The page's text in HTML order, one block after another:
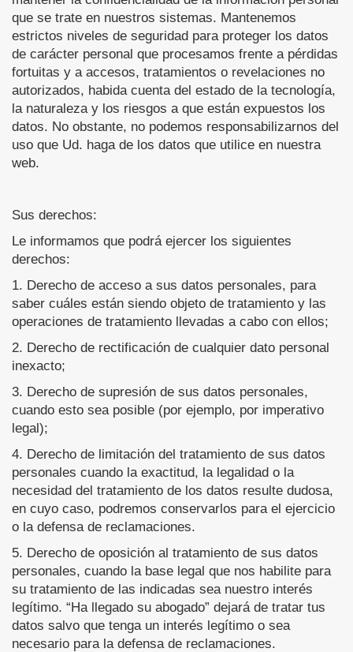
que se trate en nuestros sistemas. Mantenemos
estrictos niveles de seguridad para proteger los datos
de carácter personal que procesamos frente a pérdidas
fortuitas y a accesos, tratamientos o revelaciones no
autorizados, habida cuenta del estado de la tecnología,
la naturaleza y los riesgos a que están expuestos los
datos. No obstante, no podemos responsabilizarnos del
uso que Ud. haga de los datos que utilice en nuestra
web.
Sus derechos:
Le informamos que podrá ejercer los siguientes
derechos:
1. Derecho de acceso a sus datos personales, para
saber cuáles están siendo objeto de tratamiento y las
operaciones de tratamiento llevadas a cabo con ellos;
2. Derecho de rectificación de cualquier dato personal
inexacto;
3. Derecho de supresión de sus datos personales,
cuando esto sea posible (por ejemplo, por imperativo
legal);
4. Derecho de limitación del tratamiento de sus datos
personales cuando la exactitud, la legalidad o la
necesidad del tratamiento de los datos resulte dudosa,
en cuyo caso, podremos conservarlos para el ejercicio
o la defensa de reclamaciones.
5. Derecho de oposición al tratamiento de sus datos
personales, cuando la base legal que nos habilite para
su tratamiento de las indicadas sea nuestro interés
legítimo. “Ha llegado su abogado” dejará de tratar tus
datos salvo que tenga un interés legítimo o sea
necesario para la defensa de reclamaciones.